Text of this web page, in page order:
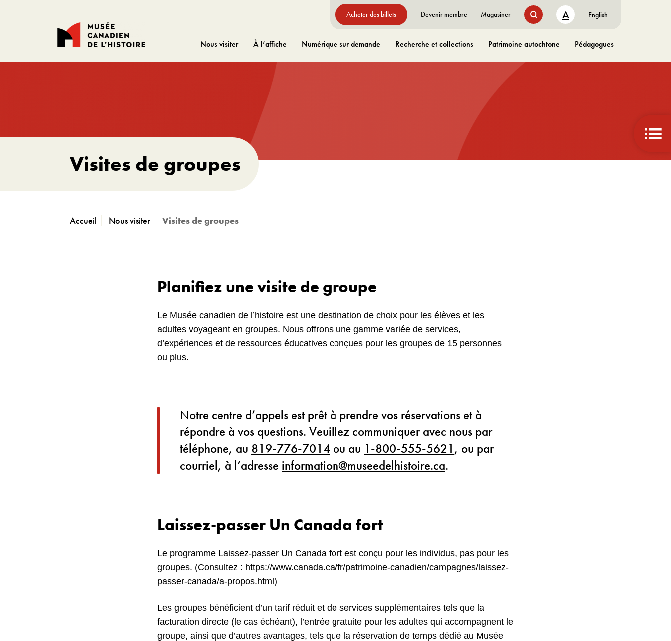
Nous visiter À l’affiche Numérique sur demande Recherche et collections Patrimoine autochtone Pédagogues
Acheter des billets Devenir membre Magasiner A English
Visites de groupes
Accueil Nous visiter Visites de groupes
Planifiez une visite de groupe
Le Musée canadien de l’histoire est une destination de choix pour les élèves et les
adultes voyageant en groupes. Nous offrons une gamme variée de services,
d’expériences et de ressources éducatives conçues pour les groupes de 15 personnes
ou plus.
Notre centre d’appels est prêt à prendre vos réservations et à
répondre à vos questions. Veuillez communiquer avec nous par
téléphone, au 819-776-7014 ou au 1-800-555-5621, ou par
courriel, à l’adresse information@museedelhistoire.ca.
Laissez-passer Un Canada fort
Le programme Laissez-passer Un Canada fort est conçu pour les individus, pas pour les
groupes. (Consultez : https://www.canada.ca/fr/patrimoine-canadien/campagnes/laissez-
passer-canada/a-propos.html )
Les groupes bénéficient d’un tarif réduit et de services supplémentaires tels que la
facturation directe (le cas échéant), l’entrée gratuite pour les adultes qui accompagnent le
groupe, ainsi que d’autres avantages, tels que la réservation de temps dédié au Musée